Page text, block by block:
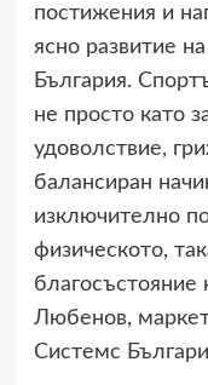
постижения и
ясно развитие
България.
не просто като
удоволствие,
балансиран
изключително
физическото,
благосъстояние
Любенов,
Системс